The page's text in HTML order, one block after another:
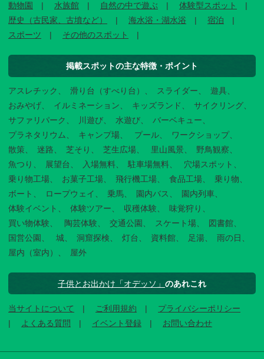
動物園
水族館 自然の中で遊ぶ
体験型スポット
歴史（古民家、古墳など）
海水浴・湖水浴
宿泊
スポーツ
その他のスポット
掲載スポットの主な特徴・ポイント
アスレチック 滑り台（すべり台） スライダー
遊具
おみやげ
イルミネーション キッズランド
サイクリング
サファリパーク
川遊び 水遊び
バーベキュー
プラネタリウム
キャンプ場 プール
ワークショップ
散策
迷路 芝そり 芝生広場 里山風景
野鳥観察
魚つり
展望台 入場無料 駐車場無料
穴場スポット
乗り物工場
お菓子工場 飛行機工場 食品工場
乗り物
ボート
ロープウェイ 乗馬 園内バス
園内列車
体験イベント
体験ツアー 収穫体験
味覚狩り
買い物体験
陶芸体験 交通公園 スケート場
図書館
国営公園
城 洞窟探検 灯台 資料館 足湯
雨の日
屋内（室内）
屋外
子供とお出かけ「オデッソ」 のあれこれ
当サイトについて ご利用規約
プライバシーポリシー
よくある質問
イベント登録 お問い合わせ